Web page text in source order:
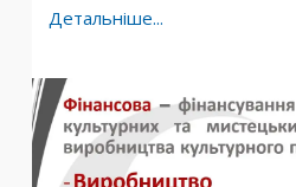
Детальніше...